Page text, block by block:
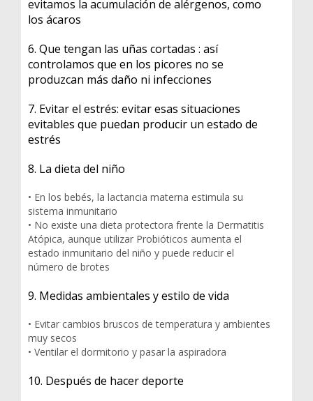
evitamos la acumulación de alérgenos, como
los ácaros
6. Que tengan las uñas cortadas : así
controlamos que en los picores no se
produzcan más daño ni infecciones
7. Evitar el estrés: evitar esas situaciones
evitables que puedan producir un estado de
estrés
8. La dieta del niño
• En los bebés, la lactancia materna estimula su
sistema inmunitario
• No existe una dieta protectora frente la Dermatitis
Atópica, aunque utilizar Probióticos aumenta el
estado inmunitario del niño y puede reducir el
número de brotes
9. Medidas ambientales y estilo de vida
• Evitar cambios bruscos de temperatura y ambientes
muy secos
• Ventilar el dormitorio y pasar la aspiradora
10. Después de hacer deporte